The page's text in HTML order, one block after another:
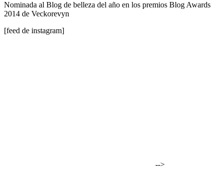
Nominada al Blog de belleza del año en los premios Blog Awards
2014 de Veckorevyn
[feed de instagram]
-->